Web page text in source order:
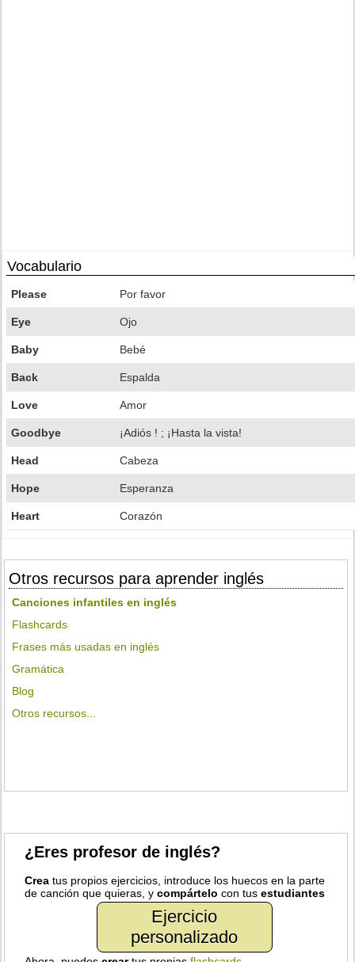
Vocabulario
Please Por favor
Eye Ojo
Baby Bebé
Back Espalda
Love Amor
Goodbye ¡Adiós ! ; ¡Hasta la vista!
Head Cabeza
Hope Esperanza
Heart Corazón
Otros recursos para aprender inglés
Canciones infantiles en inglés
Flashcards
Frases más usadas en inglés
Gramática
Blog
Otros recursos...
¿Eres profesor de inglés?
Crea tus propios ejercicios, introduce los huecos en la parte
de canción que quieras, ycompártelo con tusestudiantes
Ejercicio
personalizado